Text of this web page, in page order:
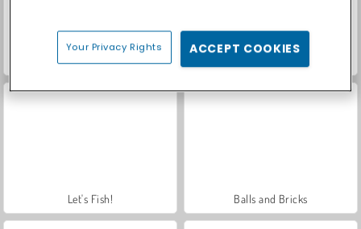
Farm Merge Valley
Let's Fish! Balls and Bricks
Your Privacy Rights ACCEPT COOKIES